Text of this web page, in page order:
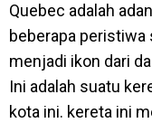
Quebec adalah
beberapa peristiwa
menjadi ikon dari
Ini adalah suatu
kota ini. kereta ini